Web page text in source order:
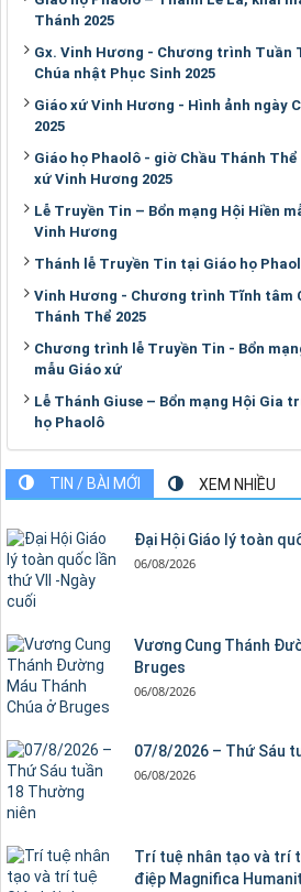
Thánh 2025
Gx. Vinh Hương - Chương trình Tuần
Chúa nhật Phục Sinh 2025
Giáo xứ Vinh Hương - Hình ảnh ngày
2025
Giáo họ Phaolô - giờ Chầu Thánh
xứ Vinh Hương 2025
Lễ Truyền Tin – Bổn mạng Hội Hiền
Vinh Hương
Thánh lễ Truyền Tin tại Giáo họ
Vinh Hương - Chương trình Tĩnh tâm
Thánh Thể 2025
Chương trình lễ Truyền Tin - Bổn
mẫu Giáo xứ
Lễ Thánh Giuse – Bổn mạng Hội Gia
họ Phaolô
TIN / BÀI MỚI XEM NHIỀU
Đại Hội Giáo lý toàn
06/08/2026
Vương Cung Thánh
Bruges
06/08/2026
07/8/2026 – Thứ Sáu
06/08/2026
Trí tuệ nhân tạo và trí
điệp Magnifica